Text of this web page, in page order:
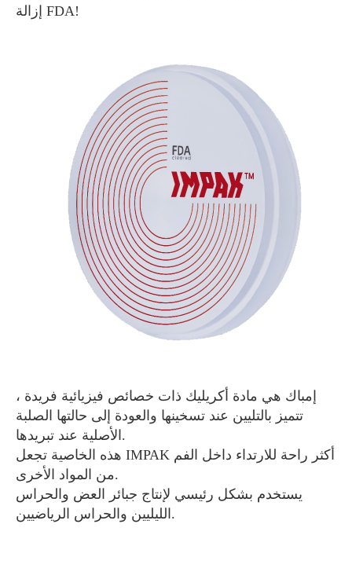
إزالة FDA!
إمباك هي مادة أكريليك ذات خصائص فيزيائية فريدة ،
تتميز بالتليين عند تسخينها والعودة إلى حالتها الصلبة
الأصلية عند تبريدها.
هذه الخاصية تجعل IMPAK أكثر راحة للارتداء داخل الفم
من المواد الأخرى.
يستخدم بشكل رئيسي لإنتاج جبائر العض والحراس
الليليين والحراس الرياضيين.